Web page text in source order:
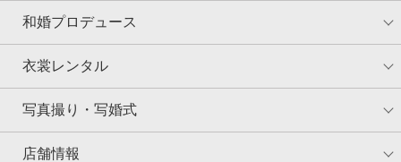
和婚プロデュース
衣裳レンタル
写真撮り・写婚式
店舗情報